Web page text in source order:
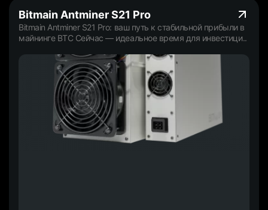
Bitmain Antminer S21 Pro
Bitmain Antminer S21 Pro: ваш путь к стабильной прибыли в
майнинге BTC Сейчас — идеальное время для инвестици..